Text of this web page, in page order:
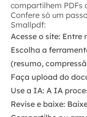
compartilhem PDFs
Confere só um
Smallpdf:
Acesse o site:
Escolha a
(resumo,
Faça upload do
Use a IA: A IA
Revise e baixe: